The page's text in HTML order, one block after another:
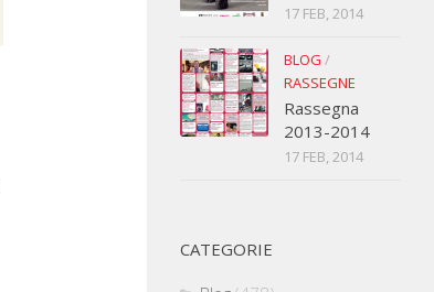
17 FEB, 2014
BLOG /
RASSEGNE
Rassegna
2013-2014
17 FEB, 2014
CATEGORIE